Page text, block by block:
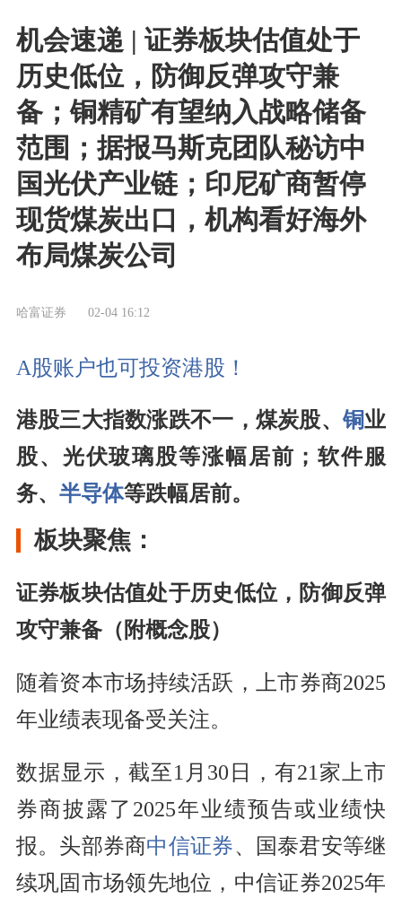
机会速递 | 证券板块估值处于
历史低位，防御反弹攻守兼
备；铜精矿有望纳入战略储备
范围；据报马斯克团队秘访中
国光伏产业链；印尼矿商暂停
现货煤炭出口，机构看好海外
布局煤炭公司
哈富证券 02-04 16:12
A股账户也可投资港股！
港股三大指数涨跌不一，煤炭股、铜业
股、光伏玻璃股等涨幅居前；软件服
务、 半导体等跌幅居前。
板块聚焦：
证券板块估值处于历史低位，防御反弹
攻守兼备（附概念股）
随着资本市场持续活跃，上市券商2025
年业绩表现备受关注。
数据显示，截至1月30日，有21家上市
券商披露了2025年业绩预告或业绩快
报。头部券商中信证券、国泰君安等继
续巩固市场领先地位，中信证券2025年